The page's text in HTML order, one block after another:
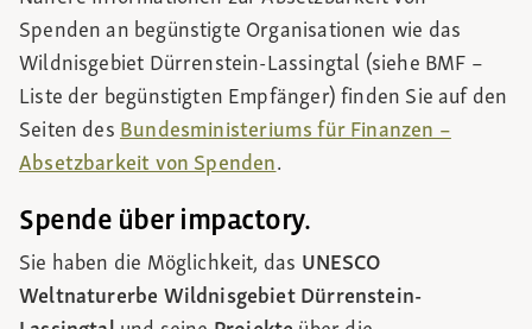
Spenden an begünstigte Organisationen wie das
Wildnisgebiet Dürrenstein-Lassingtal (siehe BMF –
Liste der begünstigten Empfänger) finden Sie auf den
Seiten des Bundesministeriums für Finanzen –
Absetzbarkeit von Spenden.
Spende über impactory.
Sie haben die Möglichkeit, das UNESCO
Weltnaturerbe Wildnisgebiet Dürrenstein-